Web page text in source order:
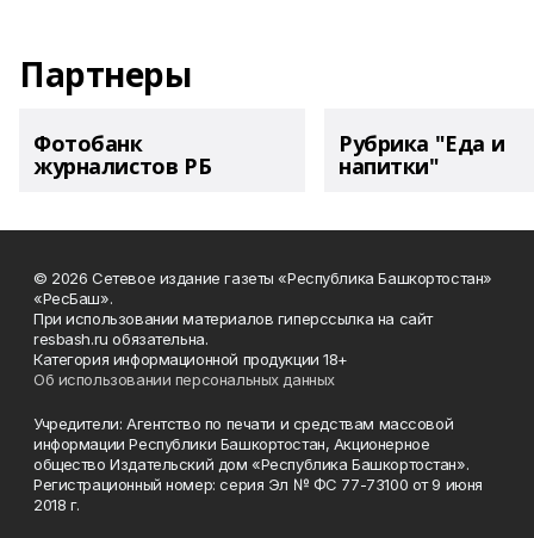
Партнеры
Фотобанк
журналистов РБ
Рубрика "Еда и
напитки"
© 2026 Сетевое издание газеты «Республика Башкортостан»
«РесБаш».
При использовании материалов гиперссылка на сайт
resbash.ru обязательна.
Категория информационной продукции 18+
Об использовании персональных данных
Учредители: Агентство по печати и средствам массовой
информации Республики Башкортостан, Акционерное
общество Издательский дом «Республика Башкортостан».
Регистрационный номер: серия Эл № ФС 77-73100 от 9 июня
2018 г.